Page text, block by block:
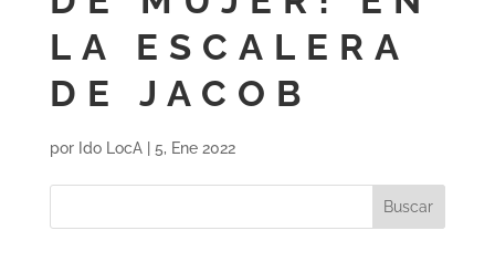
LA ESCALERA
DE JACOB
por Ido LocA| 5, Ene 2022